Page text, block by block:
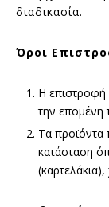
διαδικασία.
Όροι
Η επιστροφή
την επομένη
Τα προϊόντα
κατάσταση